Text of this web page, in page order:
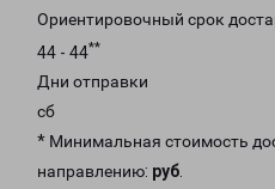
Ориентировочный срок
44 - 44**
Дни отправки
сб
* Минимальная стоимость
направлению: руб.